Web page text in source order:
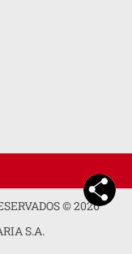
©2026
S.A.